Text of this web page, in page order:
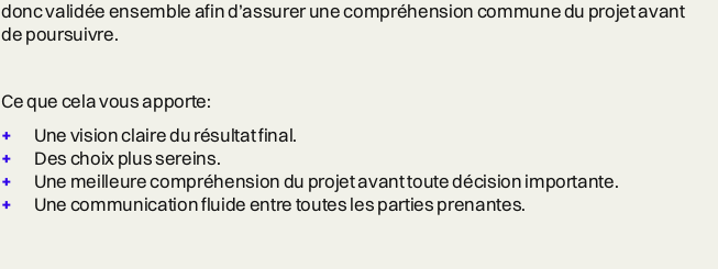
donc validée ensemble afin d’assurer une compréhension commune du projet avant
de poursuivre.
Ce que cela vous apporte:
Une vision claire du résultat final.
Des choix plus sereins.
Une meilleure compréhension du projet avant toute décision importante.
Une communication fluide entre toutes les parties prenantes.